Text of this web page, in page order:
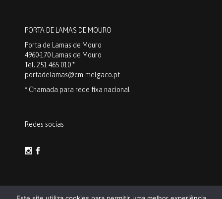
PORTA DE LAMAS DE MOURO
Porta de Lamas de Mouro
4960-170 Lamas de Mouro
Tel. 251 465 010 *
portadelamas@cm-melgaco.pt
* Chamada para rede fixa nacional
Redes socias